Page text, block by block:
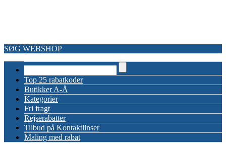
SØG WEBSHOP
Top 25 rabatkoder
Butikker A-Å
Kategorier
Fri fragt
Rejserabatter
Tilbud på Kontaktlinser
Maling med rabat